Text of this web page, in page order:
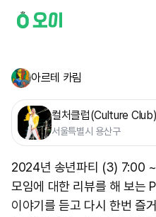
아르테 카림
컬처클럽(Culture Club)
서울특별시 용산구
2024년 송년파티 (3) 7:00
모임에 대한 리뷰를 해 보는
이야기를 듣고 다시 한번 즐